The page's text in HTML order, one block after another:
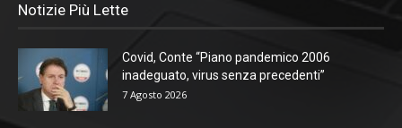
Notizie Più Lette
Covid, Conte “Piano pandemico 2006
inadeguato, virus senza precedenti”
7 Agosto 2026